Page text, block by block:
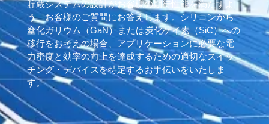
貯蔵システムの設計がお客様の期待性能を満たすよ
う、お客様のご質問にお答えします。シリコンから
窒化ガリウム（GaN）または炭化ケイ素（SiC）への
移行をお考えの場合、アプリケーションに必要な電
力密度と効率の向上を達成するための適切なスイッ
チング・デバイスを特定するお手伝いをいたしま
す。